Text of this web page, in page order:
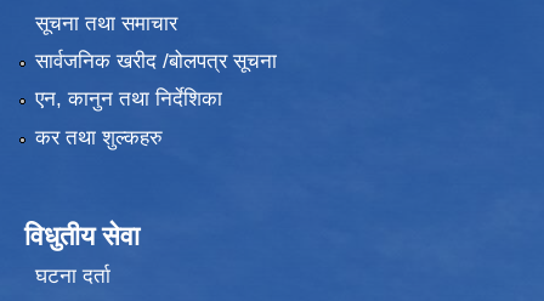
सूचना तथा समाचार
सार्वजनिक खरीद /बोलपत्र सूचना
एन, कानुन तथा निर्देशिका
कर तथा शुल्कहरु
विधुतीय सेवा
घटना दर्ता